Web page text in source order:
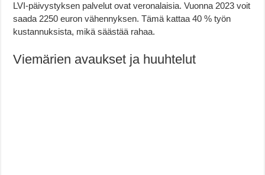
LVI-päivystyksen palvelut ovat veronalaisia. Vuonna 2023 voit
saada 2250 euron vähennyksen. Tämä kattaa 40 % työn
kustannuksista, mikä säästää rahaa.
Viemärien avaukset ja huuhtelut